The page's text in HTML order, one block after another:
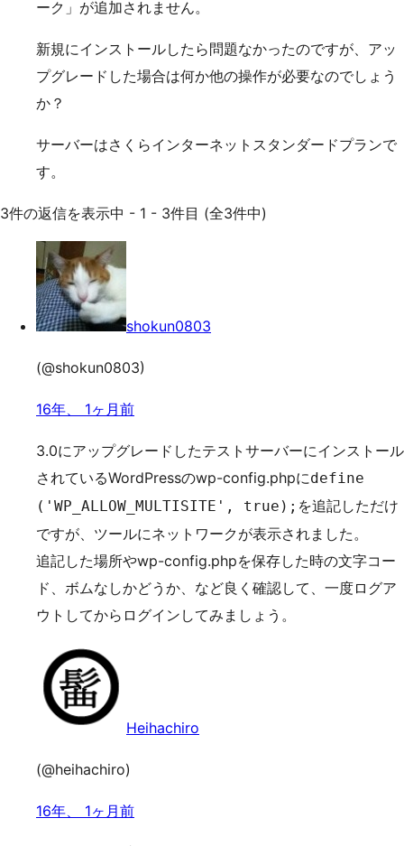
ーク」が追加されません。
新規にインストールしたら問題なかったのですが、アッ
プグレードした場合は何か他の操作が必要なのでしょう
か？
サーバーはさくらインターネットスタンダードプランで
す。
3件の返信を表示中 - 1 - 3件目 (全3件中)
shokun0803
(@shokun0803)
16年、 1ヶ月前
3.0にアップグレードしたテストサーバーにインストール
されているWordPressのwp-config.phpにdefine
('WP_ALLOW_MULTISITE', true); を追記しただけ
ですが、ツールにネットワークが表示されました。
追記した場所やwp-config.phpを保存した時の文字コー
ド、ボムなしかどうか、など良く確認して、一度ログア
ウトしてからログインしてみましょう。
Heihachiro
(@heihachiro)
16年、 1ヶ月前